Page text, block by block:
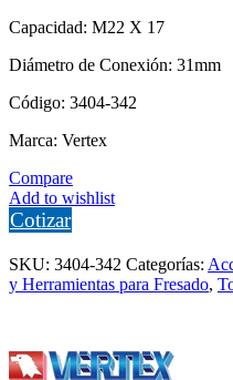
Capacidad: M22 X 17
Diámetro de Conexión: 31mm
Código: 3404-342
Marca: Vertex
Compare
Add to wishlist
Cotizar
SKU: 3404-342 Categorías:
y Herramientas para Fresado,